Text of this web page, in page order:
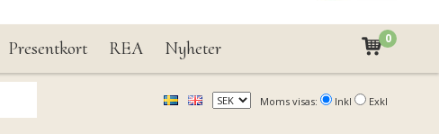
Presentkort REA Nyheter 0
Moms visas: Inkl Exkl